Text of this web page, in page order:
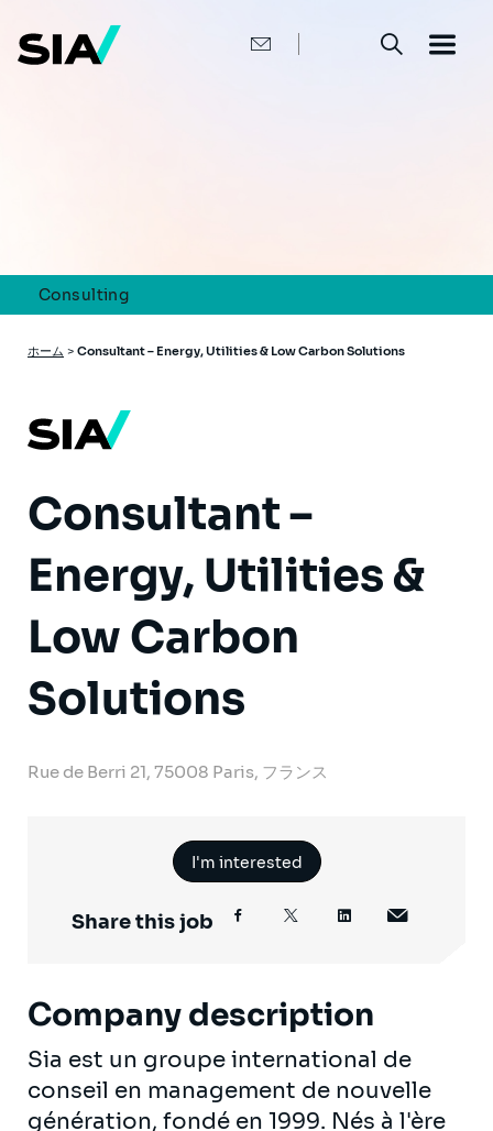
Consulting
パ
ず
ホーム > Consultant – Energy, Utilities & Low Carbon Solutions
Consultant –
Energy, Utilities &
Low Carbon
Solutions
Rue de Berri 21, 75008 Paris, フランス
I'm interested
Share this job
Company description
Sia est un groupe international de
conseil en management de nouvelle
génération, fondé en 1999. Nés à l'ère